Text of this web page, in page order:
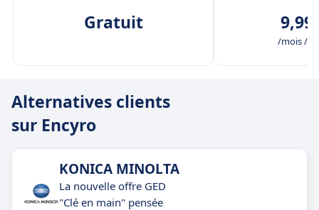
Gratuit 9,99
/mois /
Alternatives clients
sur Encyro
KONICA MINOLTA
La nouvelle offre GED
"Clé en main" pensée